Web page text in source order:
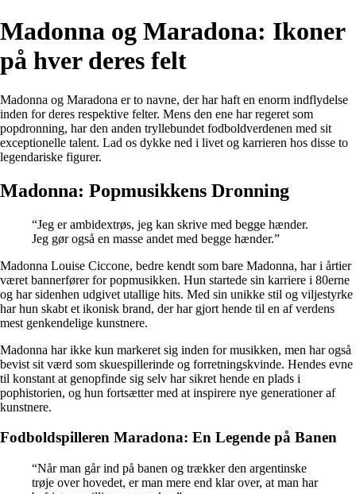
Madonna og Maradona: Ikoner
på hver deres felt
Madonna og Maradona er to navne, der har haft en enorm indflydelse
inden for deres respektive felter. Mens den ene har regeret som
popdronning, har den anden tryllebundet fodboldverdenen med sit
exceptionelle talent. Lad os dykke ned i livet og karrieren hos disse to
legendariske figurer.
Madonna: Popmusikkens Dronning
“Jeg er ambidextrøs, jeg kan skrive med begge hænder.
Jeg gør også en masse andet med begge hænder.”
Madonna Louise Ciccone, bedre kendt som bare Madonna, har i årtier
været bannerfører for popmusikken. Hun startede sin karriere i 80erne
og har sidenhen udgivet utallige hits. Med sin unikke stil og viljestyrke
har hun skabt et ikonisk brand, der har gjort hende til en af verdens
mest genkendelige kunstnere.
Madonna har ikke kun markeret sig inden for musikken, men har også
bevist sit værd som skuespillerinde og forretningskvinde. Hendes evne
til konstant at genopfinde sig selv har sikret hende en plads i
pophistorien, og hun fortsætter med at inspirere nye generationer af
kunstnere.
Fodboldspilleren Maradona: En Legende på Banen
“Når man går ind på banen og trækker den argentinske
trøje over hovedet, er man mere end klar over, at man har